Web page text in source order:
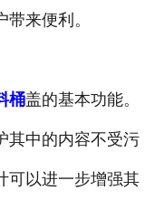
联系我们
来便利。
桶盖的基本功能。
其中的内容不受污
可以进一步增强其